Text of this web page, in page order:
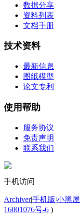
数据分享
资料列表
文档手册
技术资料
最新信息
图纸模型
论文专利
使用帮助
服务协议
免责声明
联系我们
手机访问
Archiver|手机版|小黑屋
16001076号-6 )